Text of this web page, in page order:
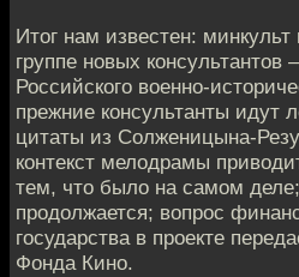
Итог нам известен: минкульт
группе новых консультантов
Российского военно-
прежние консультанты идут
цитаты из Солженицына-
контекст мелодрамы
тем, что было на самом
продолжается; вопрос
государства в проекте
Фонда Кино.